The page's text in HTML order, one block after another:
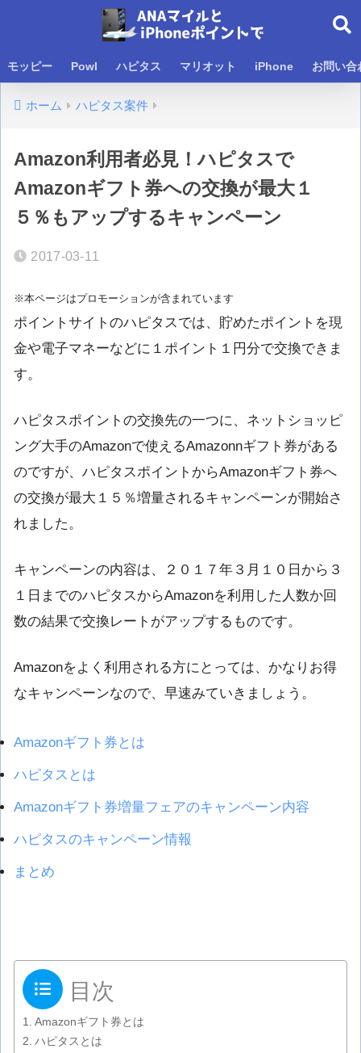
モッピー Powl ハピタス マリオット iPhone お問い合
ホーム ハピタス案件
Amazon利用者必見！ハピタスで
Amazonギフト券への交換が最大１
５％もアップするキャンペーン
2017-03-11
※本ページはプロモーションが含まれています
ポイントサイトのハピタスでは、貯めたポイントを現
金や電子マネーなどに１ポイント１円分で交換できま
す。
ハピタスポイントの交換先の一つに、ネットショッピ
ング大手のAmazonで使えるAmazonnギフト券がある
のですが、ハピタスポイントからAmazonギフト券へ
の交換が最大１５％増量されるキャンペーンが開始さ
れました。
キャンペーンの内容は、２０１７年３月１０日から３
１日までのハピタスからAmazonを利用した人数か回
数の結果で交換レートがアップするものです。
Amazonをよく利用される方にとっては、かなりお得
なキャンペーンなので、早速みていきましょう。
Amazonギフト券とは
ハピタスとは
Amazonギフト券増量フェアのキャンペーン内容
ハピタスのキャンペーン情報
まとめ
目次
Amazonギフト券とは
ハピタスとは